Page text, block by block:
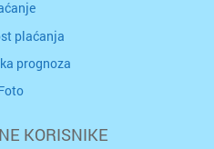
plaćanja
prognoza
KORISNIKE